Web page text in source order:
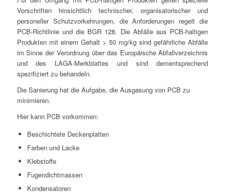
Vorschriften hinsichtlich technischer, organisatorischer und
personeller Schutzvorkehrungen, die Anforderungen regelt die
PCB-Richtlinie und die BGR 128. Die Abfälle aus PCB-haltigen
Produkten mit einem Gehalt > 50 mg/kg sind gefährliche Abfälle
im Sinne der Verordnung über das Europäische Abfallverzeichnis
und des LAGA-Merkblattes und sind dementsprechend
spezifiziert zu behandeln.
Die Sanierung hat die Aufgabe, die Ausgasung von PCB zu
minimieren.
Hier kann PCB vorkommen:
Beschichtete Deckenplatten
Farben und Lacke
Klebstoffe
Fugendichtmassen
Kondensatoren